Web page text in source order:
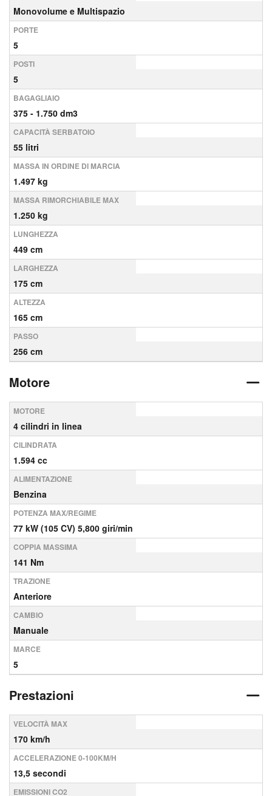
Monovolume e Multispazio
PORTE
5
POSTI
5
BAGAGLIAIO
375 - 1.750 dm3
CAPACITÀ SERBATOIO
55 litri
MASSA IN ORDINE DI MARCIA
1.497 kg
MASSA RIMORCHIABILE MAX
1.250 kg
LUNGHEZZA
449 cm
LARGHEZZA
175 cm
ALTEZZA
165 cm
PASSO
256 cm
Motore
MOTORE
4 cilindri in linea
CILINDRATA
1.594 cc
ALIMENTAZIONE
Benzina
POTENZA MAX/REGIME
77 kW (105 CV) 5,800 giri/min
COPPIA MASSIMA
141 Nm
TRAZIONE
Anteriore
CAMBIO
Manuale
MARCE
5
Prestazioni
VELOCITÀ MAX
170 km/h
ACCELERAZIONE 0-100KM/H
13,5 secondi
EMISSIONI CO2